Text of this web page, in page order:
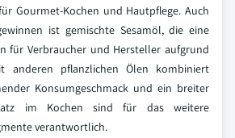
Gourmet-Kochen und Hautpflege. Auch
ist gemischte Sesamöl, die eine
für Verbraucher und Hersteller aufgrund
anderen pflanzlichen Ölen kombiniert
Konsumgeschmack und ein breiter
im Kochen sind für das weitere
verantwortlich.